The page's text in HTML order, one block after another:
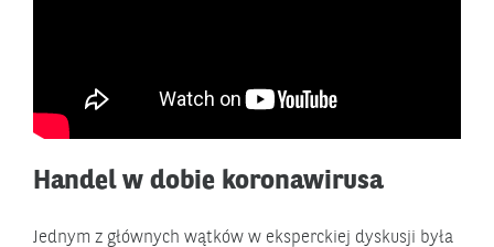
Handel w dobie koronawirusa
Jednym z głównych wątków w eksperckiej dyskusji była